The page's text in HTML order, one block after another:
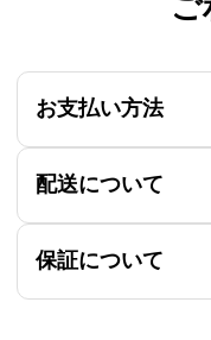
お支払い方法
配送について
保証について